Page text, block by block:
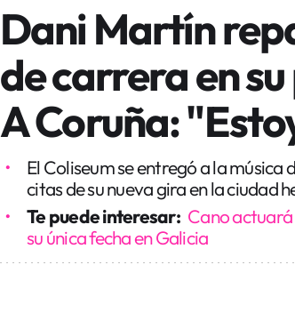
Dani Martín
de carrera en
A Coruña:
El Coliseum se entregó a la
citas de su nueva gira en la ciudad
Te puede interesar: Cano actuará
su única fecha en Galicia